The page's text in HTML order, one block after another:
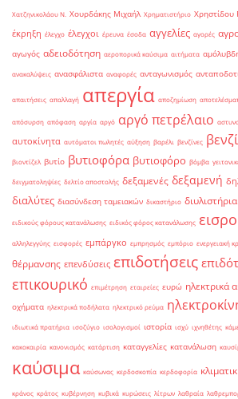
Χατζηνικολάου Ν. Χουρδάκης Μιχαήλ Χρηματιστήριο Χρηστίδου
έκρηξη έλεγχο έλεγχοι έρευνα έσοδα αγγελίες αγορές
αγωγός αδειοδότηση αεροπορικά καύσιμα αιτήματα
ανακαλύψεις ανασφάλιστα αναφορές ανταγωνισμός
απαιτήσεις απαλλαγή απεργία αποζημίωση
απόσυρση απόφαση αργία αργό αργό πετρέλαιο
αυτοκίνητα αυτόματοι πωλητές αύξηση βαρέλι βενζίνες
βιοντίζελ βυτίο βυτιοφόρα βυτιοφόρο βόμβα
δειγματοληψίες δελτίο αποστολής δεξαμενές δεξαμενή
διαλύτες διασύνδεση ταμειακών δικαστήριο διυλιστήρια
ειδικούς φόρους κατανάλωσης ειδικός φόρος κατανάλωσης
αλληλεγγύης εισφορές εμπάργκο εμπρησμός εμπόριο ενεργειακή
θέρμανσης επενδύσεις επιδοτήσεις
επικουρικό επιμέτρηση εταιρείες ευρώ ηλεκτρικά
οχήματα ηλεκτρικά ποδήλατα ηλεκτρικό ρεύμα
ιδιωτικά πρατήρια ισοζύγιο ισολογισμοί ιστορία ισχύ ιχνηθέτης
κακοκαιρία κανονισμός κατάρτιση καταγγελίες κατανάλωση
καύσιμα καύσωνας κερδοσκοπία κερδοφορία
κράνος κράτος κυβέρνηση κυβικά κυρώσεις λίτρων λαθραία